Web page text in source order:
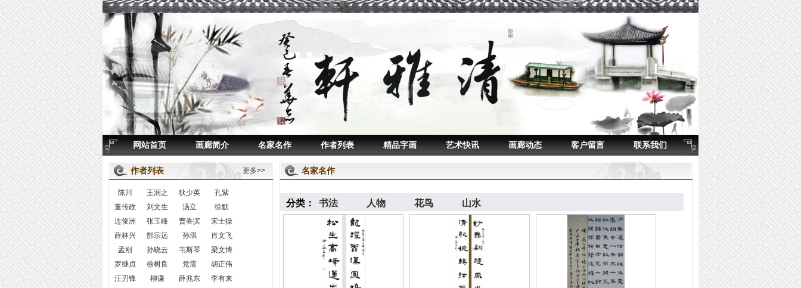
网站首页 画廊简介 名家名作 作者列表 精品字画 艺术快讯 画廊动态 客户留言 联系我们
作者列表 更多>>
陈川 王润之 狄少英
孔紫
董传政
刘文生 汤立
徐默
连俊洲
张玉峰 曹香滨
宋士操
薛林兴
郜宗远 孙琪
肖文飞
孟刚
孙晓云 韦斯琴
梁文博
罗继贞
徐树良 党震
胡正伟
汪刃锋
柳谦 薛兆东
李有来
名家名作
分类： 书法 人物 花鸟 山水